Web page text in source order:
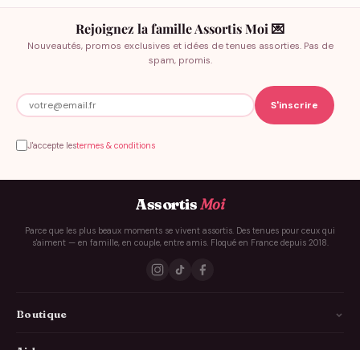
Rejoignez la famille Assortis Moi 💌
Nouveautés, promos exclusives et idées de tenues assorties. Pas de
spam, promis.
J'accepte lestermes & conditions
AssortisMoi
Parce que les plus beaux moments se vivent assortis. Des tenues pour ceux qui
s'aiment — en famille, en couple, entre amis. Floqué en France depuis 2018.
Boutique